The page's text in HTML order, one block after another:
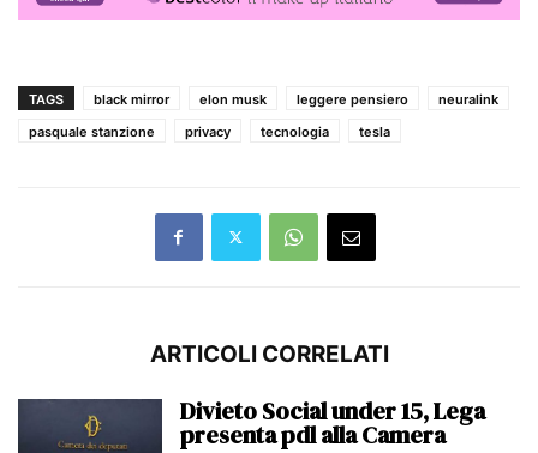
TAGS black mirror elon musk leggere pensiero
neuralink
pasquale stanzione
privacy tecnologia tesla
ARTICOLI CORRELATI
Divieto Social under 15, Lega
presenta pdl alla Camera